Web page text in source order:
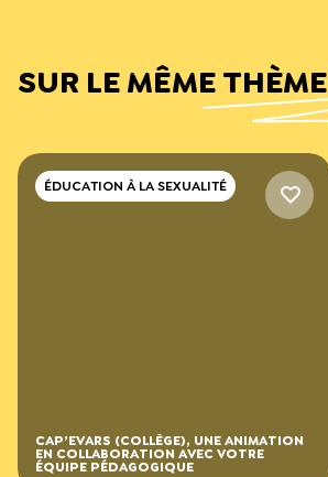
SUR LE MÊME THÈME
ÉDUCATION À LA SEXUALITÉ
CAP’EVARS (COLLÈGE), UNE ANIMATION
EN COLLABORATION AVEC VOTRE
ÉQUIPE PÉDAGOGIQUE